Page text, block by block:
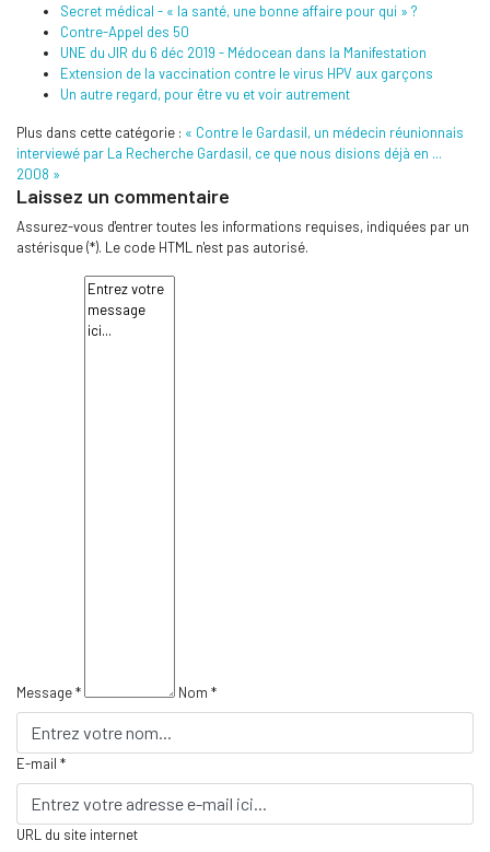
Secret médical - « la santé, une bonne affaire pour qui » ?
Contre-Appel des 50
UNE du JIR du 6 déc 2019 - Médocean dans la Manifestation
Extension de la vaccination contre le virus HPV aux garçons
Un autre regard, pour être vu et voir autrement
Plus dans cette catégorie : « Contre le Gardasil, un médecin réunionnais
interviewé par La Recherche Gardasil, ce que nous disions déjà en ...
2008 »
Laissez un commentaire
Assurez-vous d'entrer toutes les informations requises, indiquées par un
astérisque (*). Le code HTML n'est pas autorisé.
Message * Nom *
E-mail *
URL du site internet